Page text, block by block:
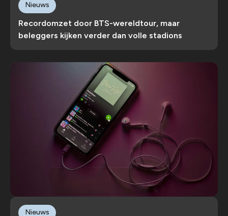
Recordomzet door BTS-wereldtour, maar
beleggers kijken verder dan volle stadions
Nieuws
Nieuws